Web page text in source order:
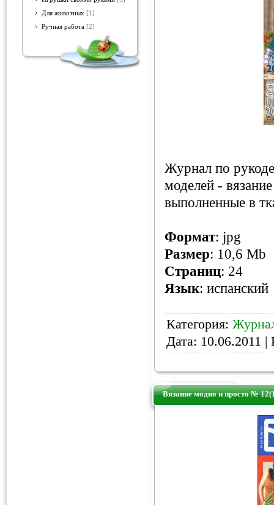
Для животных [1]
Ручная работа [2]
Журнал по
моделей -
выполненные в
Формат: jpg
Размер: 10,6 Mb
Cтраниц: 24
Язык: испанский
Категория:
Дата: 10.06.2011 |
Вязание модно и просто №